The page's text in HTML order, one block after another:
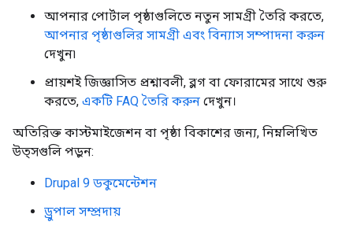
আপনার পোর্টাল পৃষ্ঠাগুলিতে নতুন সামগ্রী তৈরি করতে,
আপনার পৃষ্ঠাগুলির সামগ্রী এবং বিন্যাস সম্পাদনা করুন
দেখুন৷
প্রায়শই জিজ্ঞাসিত প্রশ্নাবলী, ব্লগ বা ফোরামের সাথে শুরু
করতে, একটি FAQ তৈরি করুন দেখুন।
অতিরিক্ত কাস্টমাইজেশন বা পৃষ্ঠা বিকাশের জন্য, নিম্নলিখিত
উত্সগুলি পড়ুন:
Drupal 9 ডকুমেন্টেশন
ড্রুপাল সম্প্রদায়